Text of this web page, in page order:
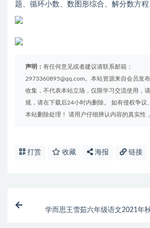
题、循环小数、数图形综合、解分数方程
声明： 有任何意见或者建议请联系邮箱：
2973360895@qq.com。本站资源来自会员发
收集，不代表本站立场，仅限学习交流使用，
规，请在下载后24小时内删除。 如有侵权争议
本站删除处理！ 请用户仔细辨认内容的真实性
打赏 收藏 海报 链接
学而思王雪茹六年级语文2021年